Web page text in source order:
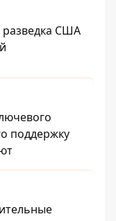
разведка США
поддержку